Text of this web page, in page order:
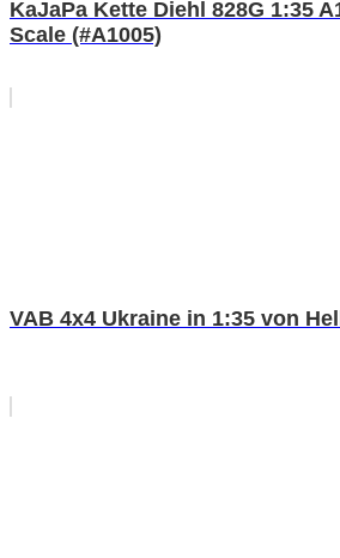
KaJaPa Kette Diehl 828G 1:35
Scale (#A1005)
VAB 4x4 Ukraine in 1:35 von